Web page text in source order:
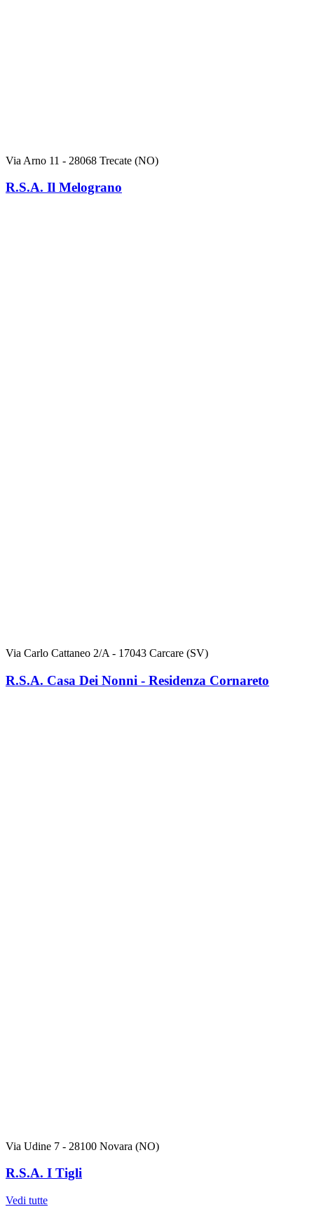
Via Arno 11 - 28068 Trecate (NO)
R.S.A. Il Melograno
Via Carlo Cattaneo 2/A - 17043 Carcare (SV)
R.S.A. Casa Dei Nonni - Residenza Cornareto
Via Udine 7 - 28100 Novara (NO)
R.S.A. I Tigli
Vedi tutte